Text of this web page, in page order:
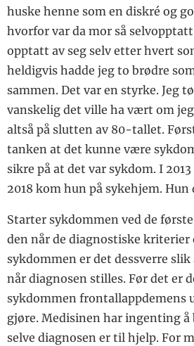
huske henne som en diskré og
hvorfor var da mor så
opptatt av seg selv etter hvert
heldigvis hadde jeg to brødre
sammen. Det var en styrke. Jeg
vanskelig det ville ha vært om
altså på slutten av 80-tallet.
tanken at det kunne være
sikre på at det var sykdom. I
2018 kom hun på sykehjem. Hun
Starter sykdommen ved de
den når de diagnostiske kriterier
sykdommen er det dessverre
når diagnosen stilles. Før det er
sykdommen frontallappdemens
gjøre. Medisinen har ingenting
selve diagnosen er til hjelp. For